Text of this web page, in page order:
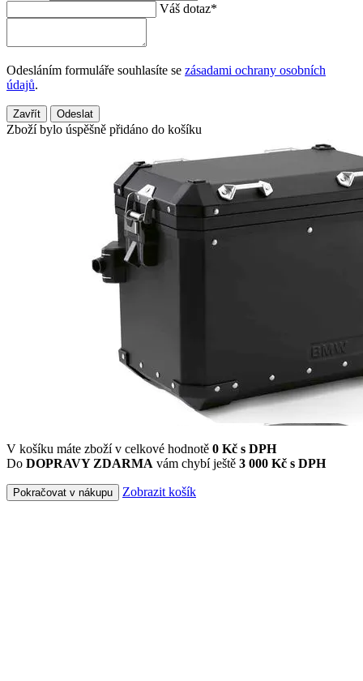
Váš dotaz*
Odesláním formuláře souhlasíte se zásadami ochrany osobních
údajů.
Zavřít Odeslat
Zboží bylo úspěšně přidáno do košíku
V košíku máte zboží v celkové hodnotě 0 Kč s DPH
Do DOPRAVY ZDARMA vám chybí ještě 3 000 Kč s DPH
Pokračovat v nákupu Zobrazit košík